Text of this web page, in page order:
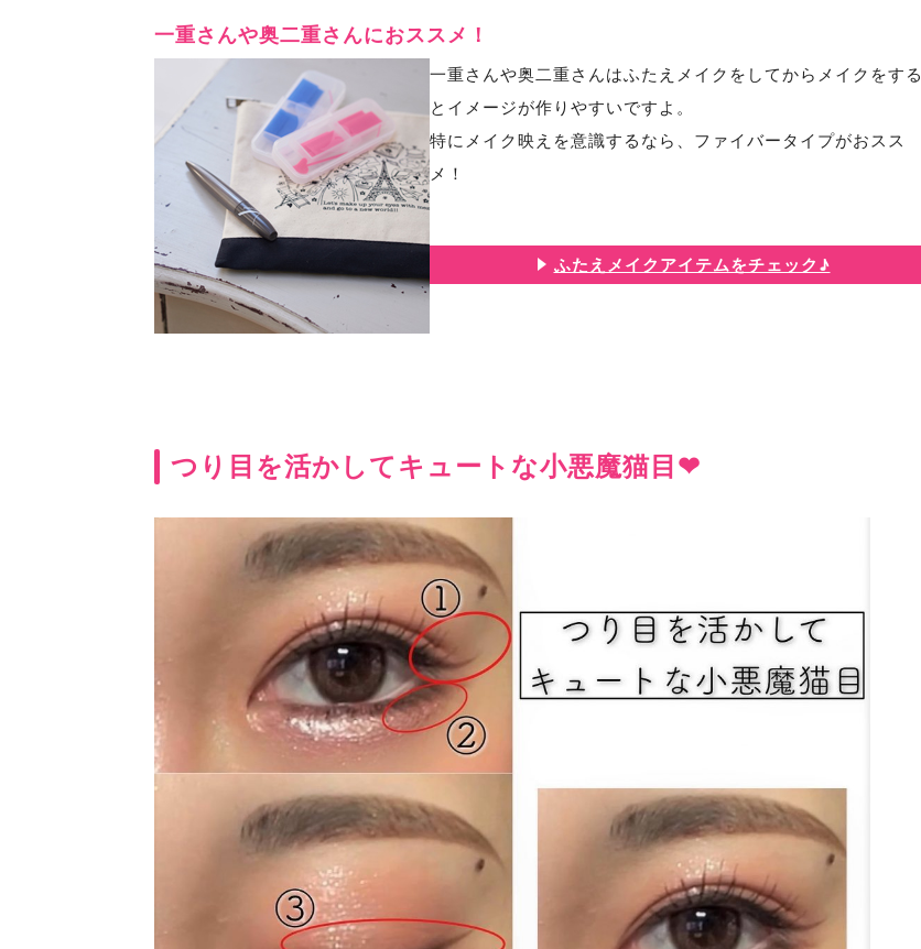
一重さんや奥二重さんにおススメ！
一重さんや奥二重さんはふたえメイクをしてからメイクをする
とイメージが作りやすいですよ。
特にメイク映えを意識するなら、ファイバータイプがおスス
メ！
ふたえメイクアイテムをチェック♪
つり目を活かしてキュートな小悪魔猫目❤︎